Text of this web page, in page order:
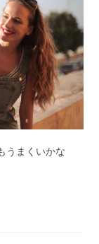
うまくいかな